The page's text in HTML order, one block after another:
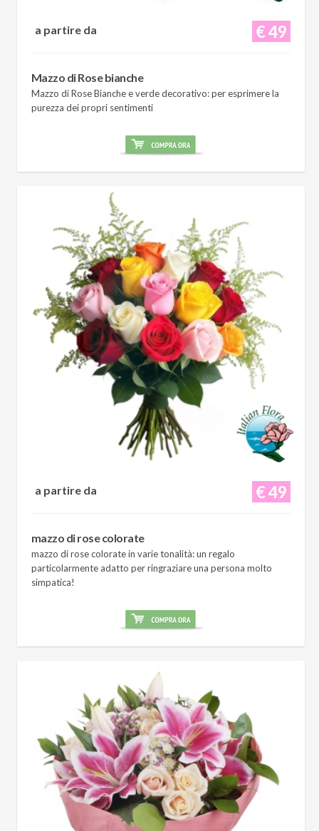
€ 49
a partire da
Mazzo di Rose bianche
Mazzo di Rose Bianche e verde decorativo: per esprimere la
purezza dei propri sentimenti
€ 49
a partire da
mazzo di rose colorate
mazzo di rose colorate in varie tonalità: un regalo
particolarmente adatto per ringraziare una persona molto
simpatica!